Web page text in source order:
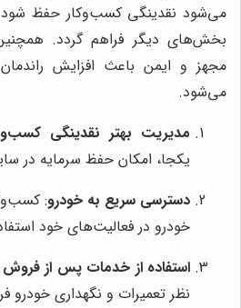
می‌شود نقدینگی کسب‌وکار حفظ شود
بخش‌های دیگر فراهم گردد.
مجهز و ایمن باعث افزایش
می‌شود.
مدیریت بهتر نقدینگی
یکجا، امکان حفظ سرمایه در
دسترسی سریع به خودرو:
خودرو در فعالیت‌های خود
استفاده از خدمات پس از فروش
نظر تعمیرات و نگهداری خودرو